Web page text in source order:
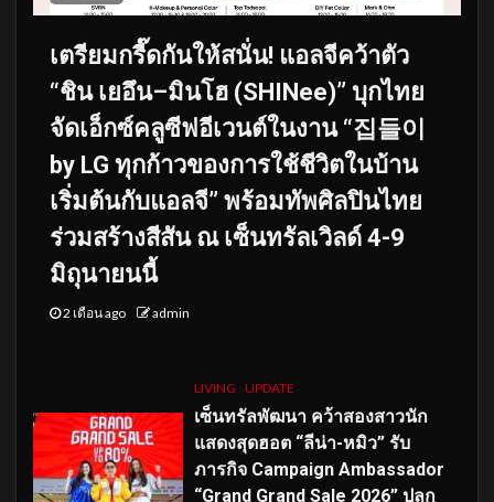
เตรียมกรี๊ดกันให้สนั่น! แอลจีคว้าตัว
“ชิน เยอึน–มินโฮ (SHINee)” บุกไทย
จัดเอ็กซ์คลูซีฟอีเวนต์ในงาน “집들이
by LG ทุกก้าวของการใช้ชีวิตในบ้าน
เริ่มต้นกับแอลจี” พร้อมทัพศิลปินไทย
ร่วมสร้างสีสัน ณ เซ็นทรัลเวิลด์ 4-9
มิถุนายนนี้
2 เดือน ago admin
LIVING UPDATE
เซ็นทรัลพัฒนา คว้าสองสาวนัก
แสดงสุดฮอต “ลีน่า-หมิว” รับ
ภารกิจ Campaign Ambassador
“Grand Grand Sale 2026” ปลุก